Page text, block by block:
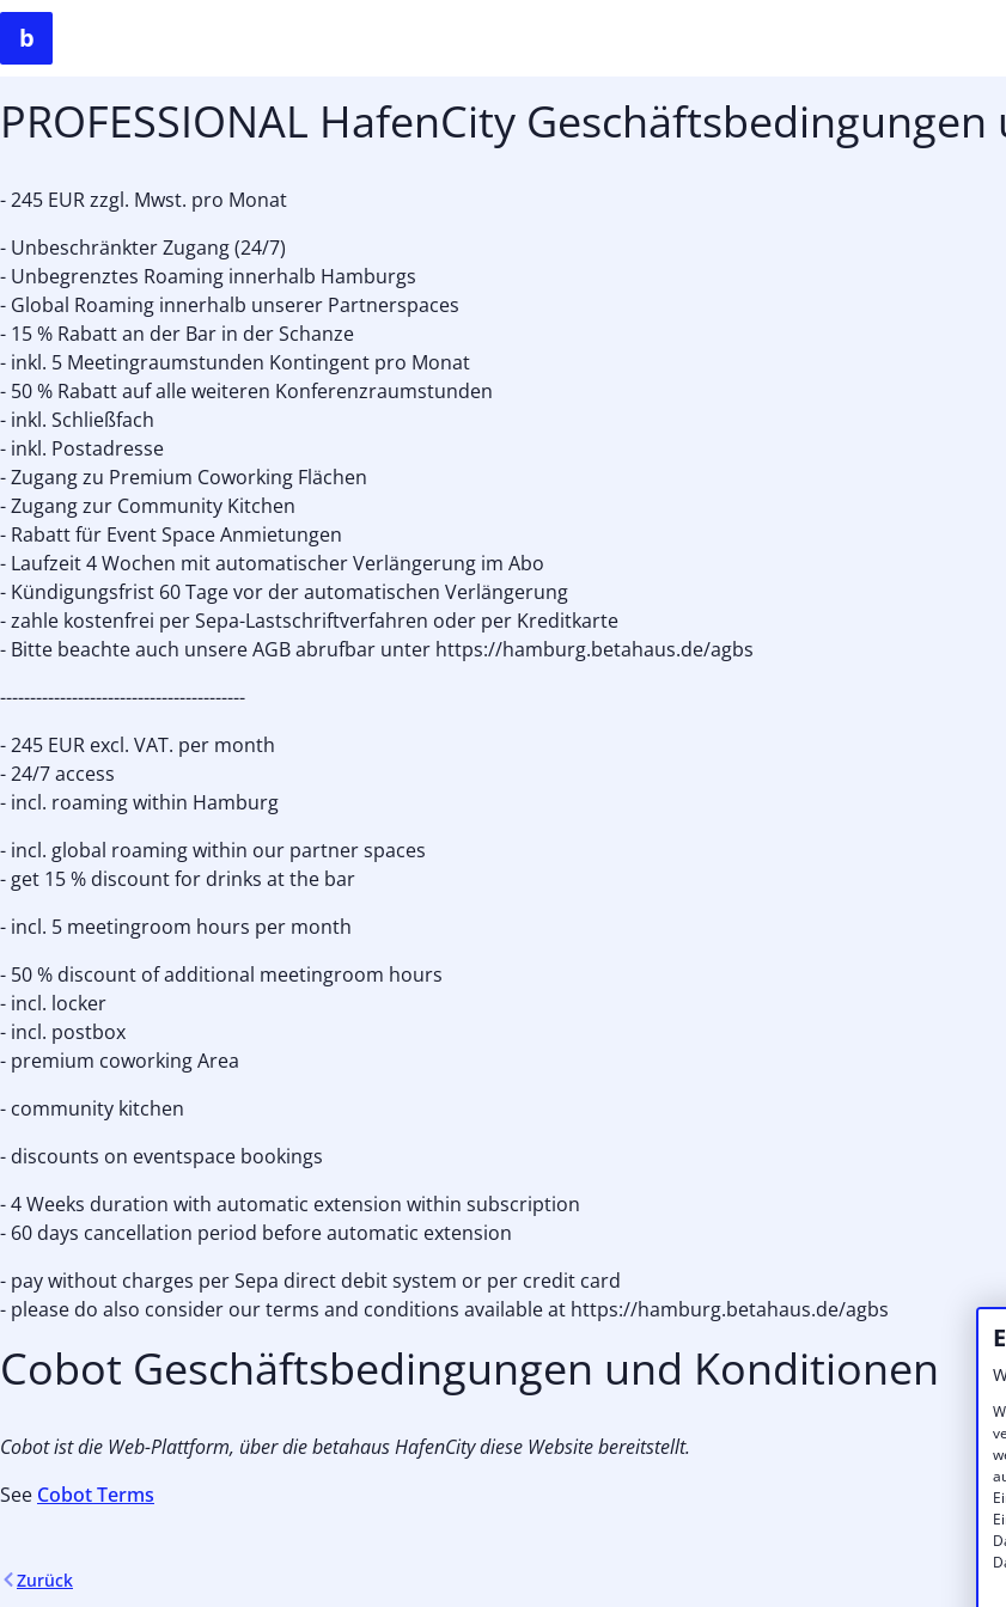
PROFESSIONAL HafenCity
- 245 EUR zzgl. Mwst. pro Monat
- Unbeschränkter Zugang (24/7)
- Unbegrenztes Roaming innerhalb Hamburgs
- Global Roaming innerhalb unserer Partnerspaces
- 15 % Rabatt an der Bar in der Schanze
- inkl. 5 Meetingraumstunden Kontingent pro Monat
- 50 % Rabatt auf alle weiteren Konferenzraumstunden
- inkl. Schließfach
- inkl. Postadresse
- Zugang zu Premium Coworking Flächen
- Zugang zur Community Kitchen
- Rabatt für Event Space Anmietungen
- Laufzeit 4 Wochen mit automatischer Verlängerung im Abo
- Kündigungsfrist 60 Tage vor der automatischen Verlängerung
- zahle kostenfrei per Sepa-Lastschriftverfahren oder per Kreditkarte
- Bitte beachte auch unsere AGB abrufbar unter https://hamburg.betahaus.de/agbs
-----------------------------------------
- 245 EUR excl. VAT. per month
- 24/7 access
- incl. roaming within Hamburg
- incl. global roaming within our partner spaces
- get 15 % discount for drinks at the bar
- incl. 5 meetingroom hours per month
- 50 % discount of additional meetingroom hours
- incl. locker
- incl. postbox
- premium coworking Area
- community kitchen
- discounts on eventspace bookings
- 4 Weeks duration with automatic extension within subscription
- 60 days cancellation period before automatic extension
- pay without charges per Sepa direct debit system or per credit card
- please do also consider our terms and conditions available at https://hamburg.betahaus.de/agbs
Cobot Geschäftsbedingungen und Konditionen
Cobot ist die Web-Plattform, über die betahaus HafenCity diese Website bereitstellt.
See Cobot Terms
Zurück